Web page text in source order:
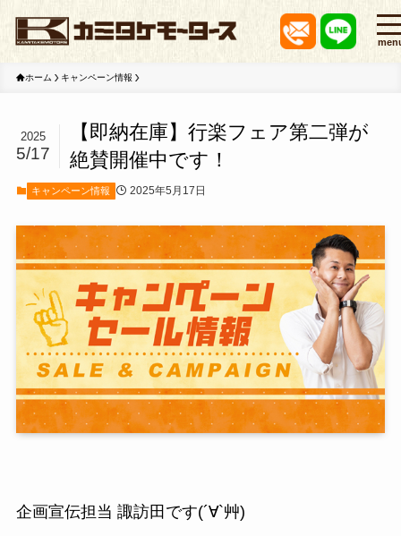
ホーム キャンペーン情報
【即納在庫】行楽フェア第二弾が
絶賛開催中です！
2025
5/17
キャンペーン情報 2025年5月17日
企画宣伝担当 諏訪田です(´∀`艸)